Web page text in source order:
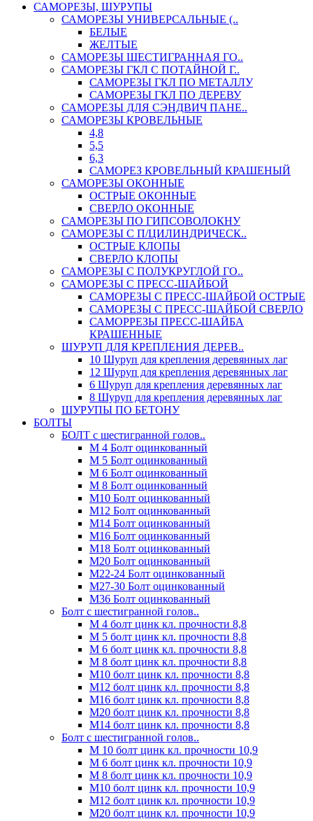
САМОРЕЗЫ, ШУРУПЫ
САМОРЕЗЫ УНИВЕРСАЛЬНЫЕ (..
БЕЛЫЕ
ЖЕЛТЫЕ
САМОРЕЗЫ ШЕСТИГРАННАЯ ГО..
САМОРЕЗЫ ГКЛ С ПОТАЙНОЙ Г..
САМОРЕЗЫ ГКЛ ПО МЕТАЛЛУ
САМОРЕЗЫ ГКЛ ПО ДЕРЕВУ
САМОРЕЗЫ ДЛЯ СЭНДВИЧ ПАНЕ..
САМОРЕЗЫ КРОВЕЛЬНЫЕ
4,8
5,5
6,3
САМОРЕЗ КРОВЕЛЬНЫЙ КРАШЕНЫЙ
САМОРЕЗЫ ОКОННЫЕ
ОСТРЫЕ ОКОННЫЕ
СВЕРЛО ОКОННЫЕ
САМОРЕЗЫ ПО ГИПСОВОЛОКНУ
САМОРЕЗЫ С П/ЦИЛИНДРИЧЕСК..
ОСТРЫЕ КЛОПЫ
СВЕРЛО КЛОПЫ
САМОРЕЗЫ С ПОЛУКРУГЛОЙ ГО..
САМОРЕЗЫ С ПРЕСС-ШАЙБОЙ
САМОРЕЗЫ С ПРЕСС-ШАЙБОЙ ОСТРЫЕ
САМОРЕЗЫ С ПРЕСС-ШАЙБОЙ СВЕРЛО
САМОРРЕЗЫ ПРЕСС-ШАЙБА
КРАШЕННЫЕ
ШУРУП ДЛЯ КРЕПЛЕНИЯ ДЕРЕВ..
10 Шуруп для крепления деревянных лаг
12 Шуруп для крепления деревянных лаг
6 Шуруп для крепления деревянных лаг
8 Шуруп для крепления деревянных лаг
ШУРУПЫ ПО БЕТОНУ
БОЛТЫ
БОЛТ с шестигранной голов..
М 4 Болт оцинкованный
М 5 Болт оцинкованный
М 6 Болт оцинкованный
М 8 Болт оцинкованный
М10 Болт оцинкованный
М12 Болт оцинкованный
М14 Болт оцинкованный
М16 Болт оцинкованный
М18 Болт оцинкованный
М20 Болт оцинкованный
М22-24 Болт оцинкованный
М27-30 Болт оцинкованный
М36 Болт оцинкованный
Болт с шестигранной голов..
М 4 болт цинк кл. прочности 8,8
М 5 болт цинк кл. прочности 8,8
М 6 болт цинк кл. прочности 8,8
М 8 болт цинк кл. прочности 8,8
М10 болт цинк кл. прочности 8,8
М12 болт цинк кл. прочности 8,8
М16 болт цинк кл. прочности 8,8
М20 болт цинк кл. прочности 8,8
М14 болт цинк кл. прочности 8,8
Болт с шестигранной голов..
М 10 болт цинк кл. прочности 10,9
М 6 болт цинк кл. прочности 10,9
М 8 болт цинк кл. прочности 10,9
М10 болт цинк кл. прочности 10,9
М12 болт цинк кл. прочности 10,9
М20 болт цинк кл. прочности 10,9